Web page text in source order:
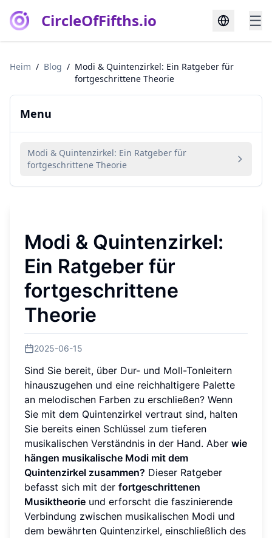
CircleOfFifths.io ☰
Heim / Blog / Modi & Quintenzirkel: Ein Ratgeber für
fortgeschrittene Theorie
Menu
Modi & Quintenzirkel: Ein Ratgeber für
fortgeschrittene Theorie
Modi & Quintenzirkel:
Ein Ratgeber für
fortgeschrittene
Theorie
2025-06-15
Sind Sie bereit, über Dur- und Moll-Tonleitern
hinauszugehen und eine reichhaltigere Palette
an melodischen Farben zu erschließen? Wenn
Sie mit dem Quintenzirkel vertraut sind, halten
Sie bereits einen Schlüssel zum tieferen
musikalischen Verständnis in der Hand. Aber wie
hängen musikalische Modi mit dem
Quintenzirkel zusammen? Dieser Ratgeber
befasst sich mit der fortgeschrittenen
Musiktheorie und erforscht die faszinierende
Verbindung zwischen musikalischen Modi und
dem bewährten Quintenzirkel, einschließlich des